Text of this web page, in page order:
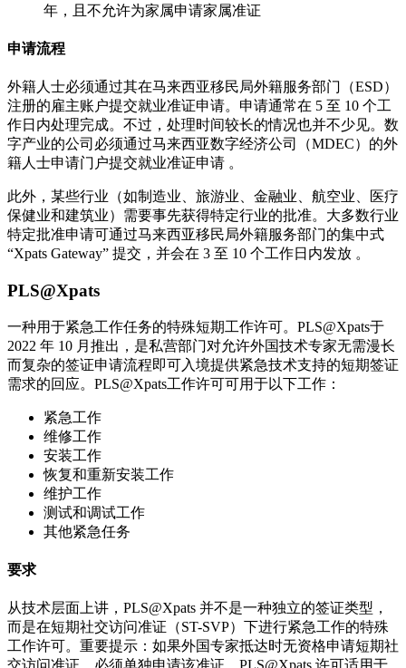
年，且不允许为家属申请家属准证
申请流程
外籍人士必须通过其在马来西亚移民局外籍服务部门（ESD）
注册的雇主账户提交就业准证申请。申请通常在 5 至 10 个工
作日内处理完成。不过，处理时间较长的情况也并不少见。数
字产业的公司必须通过马来西亚数字经济公司（MDEC）的外
籍人士申请门户提交就业准证申请 。
此外，某些行业（如制造业、旅游业、金融业、航空业、医疗
保健业和建筑业）需要事先获得特定行业的批准。大多数行业
特定批准申请可通过马来西亚移民局外籍服务部门的集中式
“Xpats Gateway” 提交，并会在 3 至 10 个工作日内发放 。
PLS@Xpats
一种用于紧急工作任务的特殊短期工作许可。PLS@Xpats于
2022 年 10 月推出，是私营部门对允许外国技术专家无需漫长
而复杂的签证申请流程即可入境提供紧急技术支持的短期签证
需求的回应。PLS@Xpats工作许可可用于以下工作：
紧急工作
维修工作
安装工作
恢复和重新安装工作
维护工作
测试和调试工作
其他紧急任务
要求
从技术层面上讲，PLS@Xpats 并不是一种独立的签证类型，
而是在短期社交访问准证（ST-SVP）下进行紧急工作的特殊
工作许可。重要提示：如果外国专家抵达时无资格申请短期社